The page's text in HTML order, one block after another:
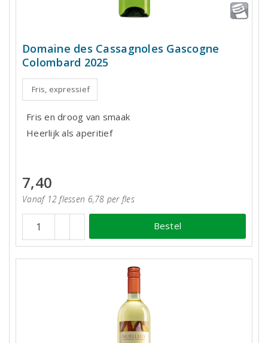
Domaine des Cassagnoles Gascogne
Colombard 2025
Fris, expressief
Fris en droog van smaak
Heerlijk als aperitief
7,40
Vanaf 12 flessen 6,78 per fles
Bestel